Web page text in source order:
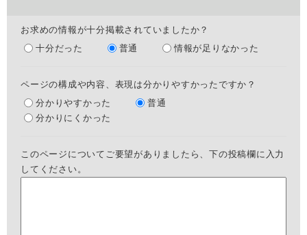
お求めの情報が十分掲載されていましたか？
十分だった
普通 情報が足りなかった
ページの構成や内容、表現は分かりやすかったですか？
分かりやすかった
普通
分かりにくかった
このページについてご要望がありましたら、下の投稿欄に入力
してください。